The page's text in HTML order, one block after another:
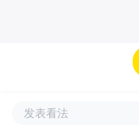
发表看法